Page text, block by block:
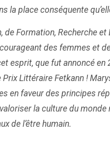
la place conséquente
Formation, Recherche
des femmes et
esprit, que fut annoncé
Littéraire Fetkann !
en faveur des principes
la culture du
de l’être humain.